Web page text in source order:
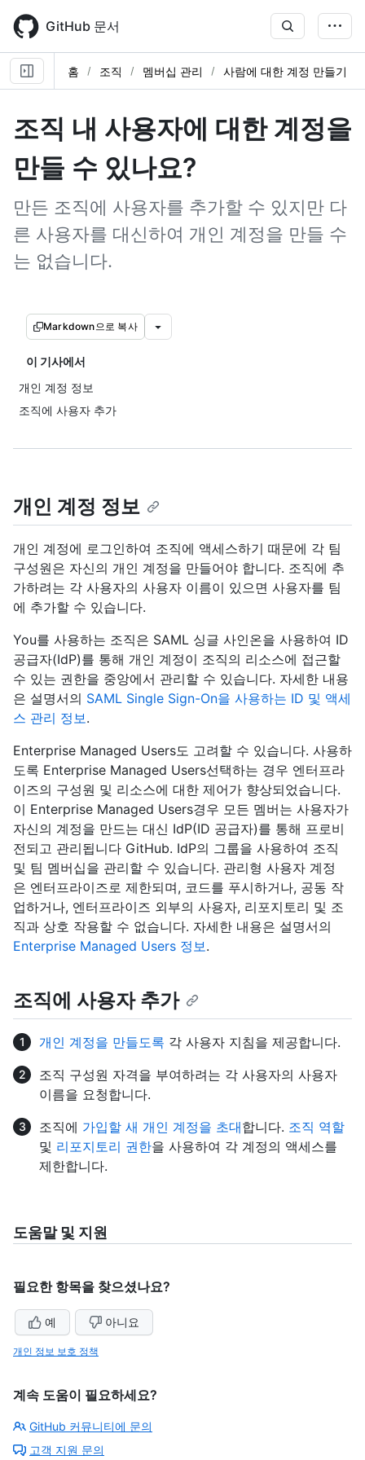
main
content
GitHub 문서
홈 조직 멤버십 관리 사람에 대한 계정 만들기
조직 내 사용자에 대한 계정을
만들 수 있나요?
만든 조직에 사용자를 추가할 수 있지만 다
른 사용자를 대신하여 개인 계정을 만들 수
는 없습니다.
Markdown으로 복사
이 기사에서
개인 계정 정보
조직에 사용자 추가
개인 계정 정보
개인 계정에 로그인하여 조직에 액세스하기 때문에 각 팀
구성원은 자신의 개인 계정을 만들어야 합니다. 조직에 추
가하려는 각 사용자의 사용자 이름이 있으면 사용자를 팀
에 추가할 수 있습니다.
You를 사용하는 조직은 SAML 싱글 사인온을 사용하여 ID
공급자(IdP)를 통해 개인 계정이 조직의 리소스에 접근할
수 있는 권한을 중앙에서 관리할 수 있습니다. 자세한 내용
은 설명서의 SAML Single Sign-On을 사용하는 ID 및 액세
스 관리 정보.
Enterprise Managed Users도 고려할 수 있습니다. 사용하
도록 Enterprise Managed Users선택하는 경우 엔터프라
이즈의 구성원 및 리소스에 대한 제어가 향상되었습니다.
이 Enterprise Managed Users경우 모든 멤버는 사용자가
자신의 계정을 만드는 대신 IdP(ID 공급자)를 통해 프로비
전되고 관리됩니다 GitHub. IdP의 그룹을 사용하여 조직
및 팀 멤버십을 관리할 수 있습니다. 관리형 사용자 계정
은 엔터프라이즈로 제한되며, 코드를 푸시하거나, 공동 작
업하거나, 엔터프라이즈 외부의 사용자, 리포지토리 및 조
직과 상호 작용할 수 없습니다. 자세한 내용은 설명서의
Enterprise Managed Users 정보.
조직에 사용자 추가
개인 계정을 만들도록 각 사용자 지침을 제공합니다.
조직 구성원 자격을 부여하려는 각 사용자의 사용자
이름을 요청합니다.
조직에 가입할 새 개인 계정을 초대합니다. 조직 역할
및 리포지토리 권한을 사용하여 각 계정의 액세스를
제한합니다.
도움말 및 지원
필요한 항목을 찾으셨나요?
예 아니요
개인 정보 보호 정책
계속 도움이 필요하세요?
GitHub 커뮤니티에 문의
고객 지원 문의